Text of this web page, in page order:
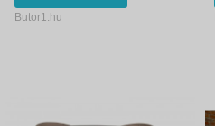
Butor1.hu